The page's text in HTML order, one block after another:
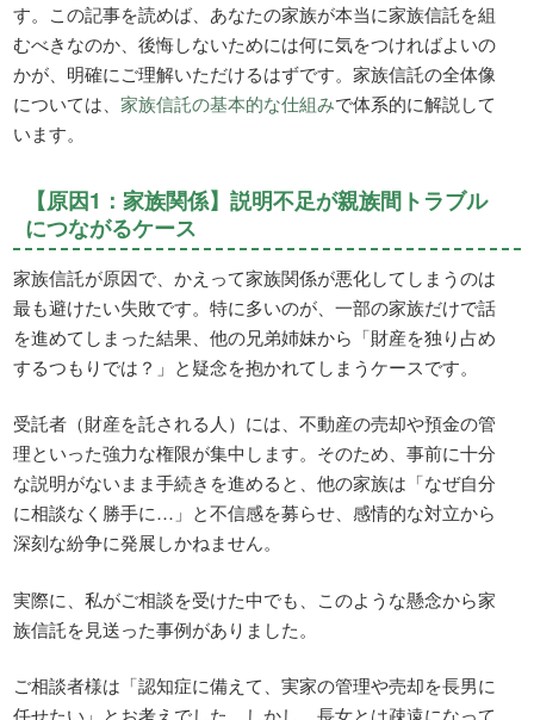
す。この記事を読めば、あなたの家族が本当に家族信託を組
むべきなのか、後悔しないためには何に気をつければよいの
かが、明確にご理解いただけるはずです。家族信託の全体像
については、家族信託の基本的な仕組みで体系的に解説して
います。
【原因1：家族関係】説明不足が親族間トラブル
につながるケース
家族信託が原因で、かえって家族関係が悪化してしまうのは
最も避けたい失敗です。特に多いのが、一部の家族だけで話
を進めてしまった結果、他の兄弟姉妹から「財産を独り占め
するつもりでは？」と疑念を抱かれてしまうケースです。
受託者（財産を託される人）には、不動産の売却や預金の管
理といった強力な権限が集中します。そのため、事前に十分
な説明がないまま手続きを進めると、他の家族は「なぜ自分
に相談なく勝手に…」と不信感を募らせ、感情的な対立から
深刻な紛争に発展しかねません。
実際に、私がご相談を受けた中でも、このような懸念から家
族信託を見送った事例がありました。
ご相談者様は「認知症に備えて、実家の管理や売却を長男に
任せたい」とお考えでした。しかし、長女とは疎遠になって